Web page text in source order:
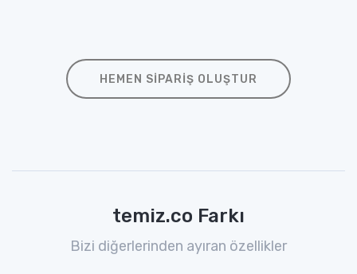
HEMEN SIPARIŞ OLUŞTUR
temiz.co Farkı
Bizi diğerlerinden ayıran özellikler